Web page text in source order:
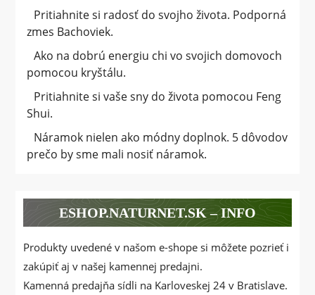
Pritiahnite si radosť do svojho života. Podporná
zmes Bachoviek.
Ako na dobrú energiu chi vo svojich domovoch
pomocou kryštálu.
Pritiahnite si vaše sny do života pomocou Feng
Shui.
Náramok nielen ako módny doplnok. 5 dôvodov
prečo by sme mali nosiť náramok.
ESHOP.NATURNET.SK – INFO
Produkty uvedené v našom e-shope si môžete pozrieť i
zakúpiť aj v našej kamennej predajni.
Kamenná predajňa sídli na Karloveskej 24 v Bratislave.